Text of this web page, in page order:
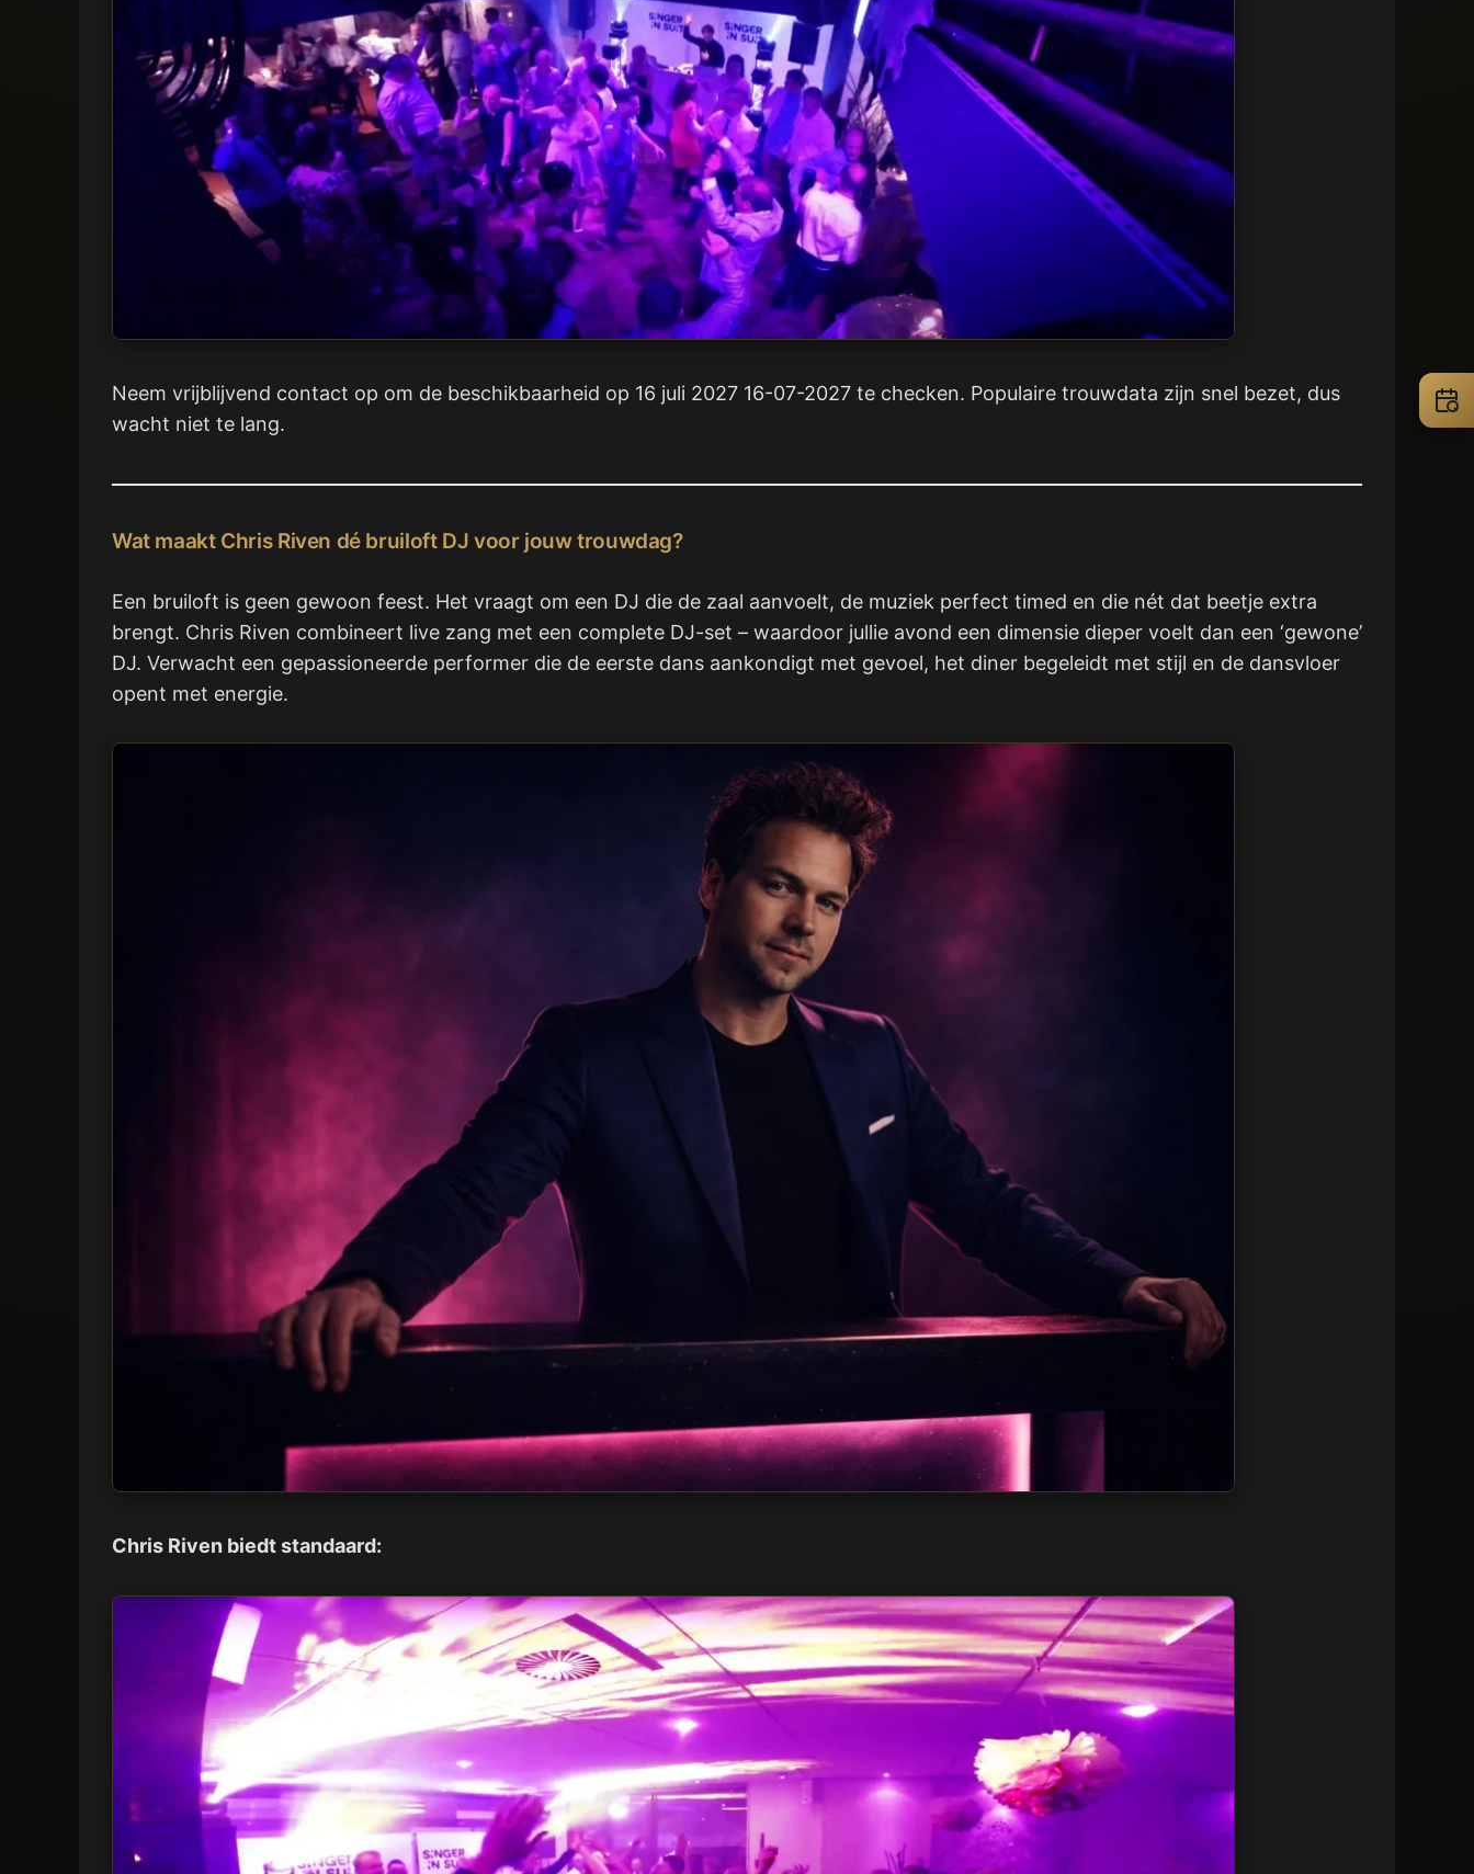
Neem vrijblijvend contact op om de beschikbaarheid op 16 juli 2027 16-07-2027 te checken. Populaire trouwdata zijn snel bezet, dus
wacht niet te lang.
Wat maakt Chris Riven dé bruiloft DJ voor jouw trouwdag?
Een bruiloft is geen gewoon feest. Het vraagt om een DJ die de zaal aanvoelt, de muziek perfect timed en die nét dat beetje extra
brengt. Chris Riven combineert live zang met een complete DJ-set – waardoor jullie avond een dimensie dieper voelt dan een ‘gewone’
DJ. Verwacht een gepassioneerde performer die de eerste dans aankondigt met gevoel, het diner begeleidt met stijl en de dansvloer
opent met energie.
Chris Riven biedt standaard: